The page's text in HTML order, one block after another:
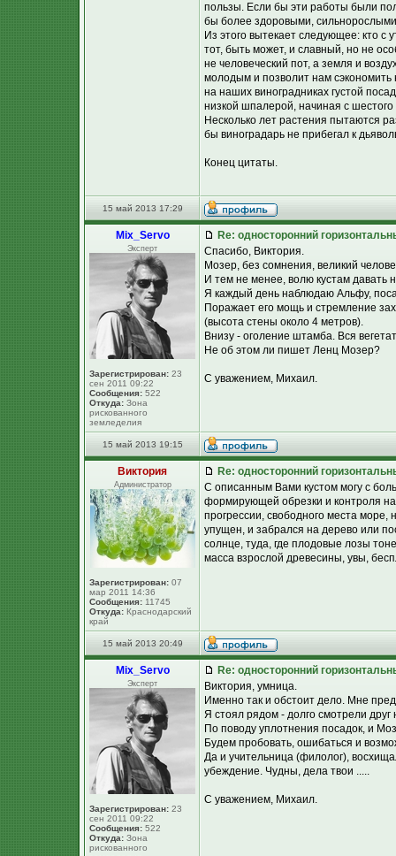
пользы. Если бы эти работы были
бы более здоровыми,
Из этого вытекает следующее: кто с
тот, быть может, и славный, но не
не человеческий пот, а земля и
молодым и позволит нам
на наших виноградниках густой
низкой шпалерой, начиная с
Несколько лет растения пытаются
бы виноградарь не прибегал к
Конец цитаты.
15 май 2013 17:29
Mix_Servo
Эксперт
Зарегистрирован: 23
сен 2011 09:22
Сообщения: 522
Откуда: Зона
рискованного
земледелия
Re: односторонний
Спасибо, Виктория.
Мозер, без сомнения, великий
И тем не менее, волю кустам давать
Я каждый день наблюдаю Альфу,
Поражает его мощь и стремление
(высота стены около 4 метров).
Внизу - оголение штамба. Вся
Не об этом ли пишет Ленц Мозер?
С уважением, Михаил.
15 май 2013 19:15
Виктория
Администратор
Зарегистрирован: 07
мар 2011 14:36
Сообщения: 11745
Откуда: Краснодарский
край
Re: односторонний
С описанным Вами кустом могу с
формирующей обрезки и контроля
прогрессии, свободного места море,
упущен, и забрался на дерево или
солнце, туда, где плодовые лозы
масса взрослой древесины, увы,
15 май 2013 20:49
Mix_Servo
Эксперт
Зарегистрирован: 23
сен 2011 09:22
Сообщения: 522
Откуда: Зона
рискованного
Re: односторонний
Виктория, умница.
Именно так и обстоит дело. Мне
Я стоял рядом - долго смотрели друг
По поводу уплотнения посадок, и
Будем пробовать, ошибаться и
Да и учительница (филолог),
убеждение. Чудны, дела твои .....
С уважением, Михаил.